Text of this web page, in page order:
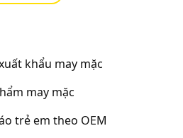
khẩu may mặc
may mặc
trẻ em theo OEM